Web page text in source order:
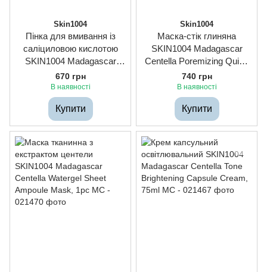
Skin1004
Пінка для вмивання із
саліциловою кислотою
SKIN1004 Madagascar
Centella Tea-Trica BHA
Foam, 125ml
670 грн
В наявності
Купити
Skin1004
Маска-стік глиняна
SKIN1004 Madagascar
Centella Poremizing Quick
Clay Stick Mask, 27g
740 грн
В наявності
Купити